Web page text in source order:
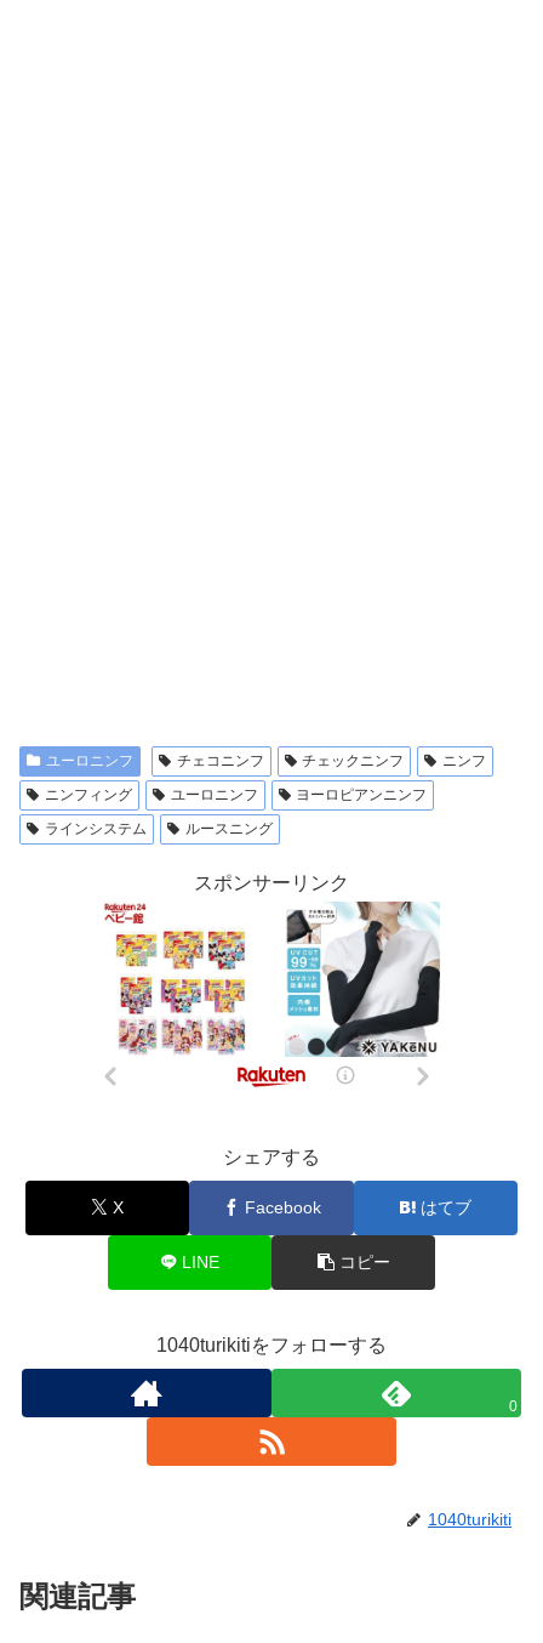
ユーロニンフ チェコニンフ チェックニンフ
ニンフ
ニンフィング
ユーロニンフ
ヨーロピアンニンフ
ラインシステム
ルースニング
スポンサーリンク
シェアする
X Facebook はてブ
LINE コピー
1040turikitiをフォローする
0
1040turikiti
関連記事